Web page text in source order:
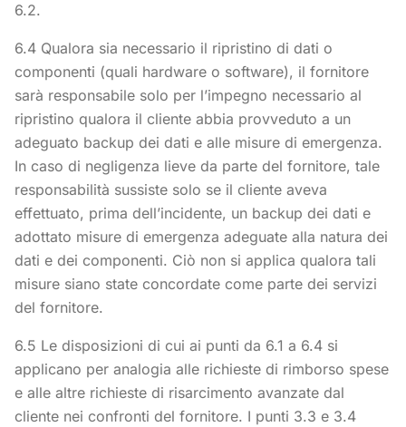
6.2.
6.4 Qualora sia necessario il ripristino di dati o
componenti (quali hardware o software), il fornitore
sarà responsabile solo per l’impegno necessario al
ripristino qualora il cliente abbia provveduto a un
adeguato backup dei dati e alle misure di emergenza.
In caso di negligenza lieve da parte del fornitore, tale
responsabilità sussiste solo se il cliente aveva
effettuato, prima dell’incidente, un backup dei dati e
adottato misure di emergenza adeguate alla natura dei
dati e dei componenti. Ciò non si applica qualora tali
misure siano state concordate come parte dei servizi
del fornitore.
6.5 Le disposizioni di cui ai punti da 6.1 a 6.4 si
applicano per analogia alle richieste di rimborso spese
e alle altre richieste di risarcimento avanzate dal
cliente nei confronti del fornitore. I punti 3.3 e 3.4